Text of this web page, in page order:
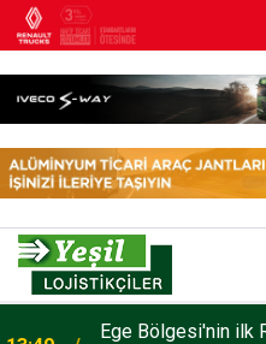
Ege Bölgesi'nin ilk
Mars Logistics’in